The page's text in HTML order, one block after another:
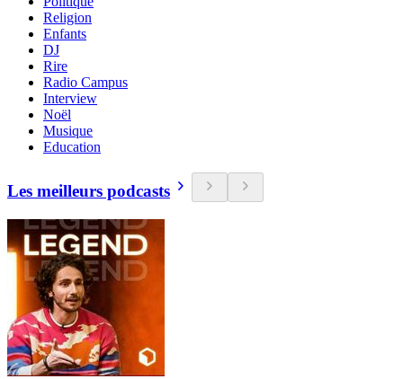
Religion
Enfants
DJ
Rire
Radio Campus
Interview
Noël
Musique
Education
Les meilleurs podcasts